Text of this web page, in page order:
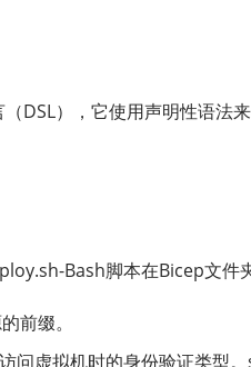
DSL），它使用声明性语
Bash脚本在Bicep文
前缀。
虚拟机时的身份验证类型